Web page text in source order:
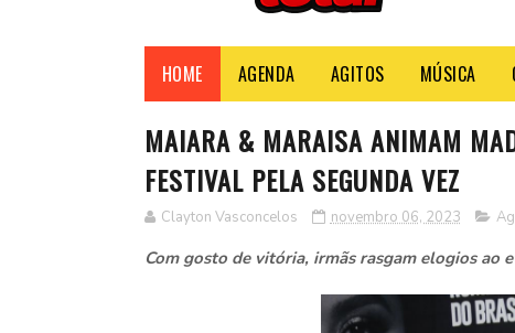
HOME AGENDA AGITOS MÚSICA
MAIARA & MARAISA ANIMAM
FESTIVAL PELA SEGUNDA VEZ
Clayton Vasconcelos novembro 06, 2023
Com gosto de vitória, irmãs rasgam elogios ao